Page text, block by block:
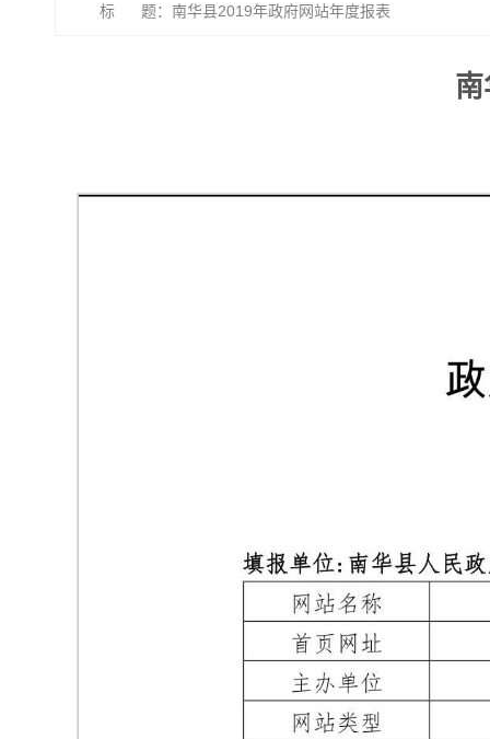
标 题：南华县2019年政府网站年度报表